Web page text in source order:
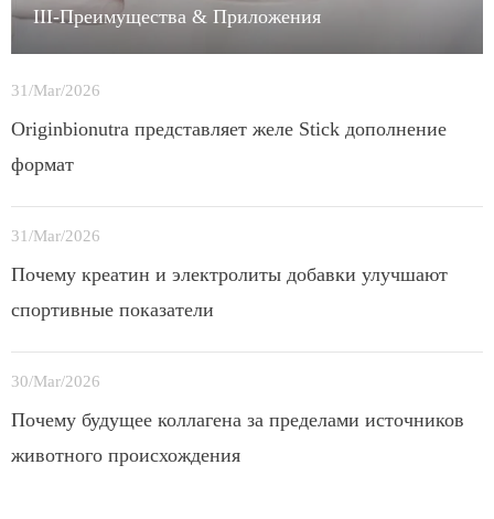
III-Преимущества & Приложения
31/Mar/2026
Originbionutra представляет желе Stick дополнение
формат
31/Mar/2026
Почему креатин и электролиты добавки улучшают
спортивные показатели
30/Mar/2026
Почему будущее коллагена за пределами источников
животного происхождения